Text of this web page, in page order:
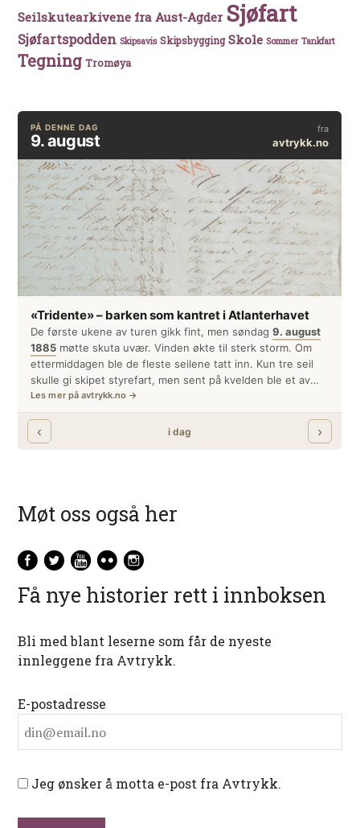
Seilskutearkivene fra Aust-Agder Sjøfart
Sjøfartspodden Skipsavis Skipsbygging Skole Sommer Tankfart
Tegning Tromøya
Møt oss også her
Få nye historier rett i innboksen
Bli med blant leserne som får de nyeste
innleggene fra Avtrykk.
E-postadresse
Jeg ønsker å motta e-post fra Avtrykk.